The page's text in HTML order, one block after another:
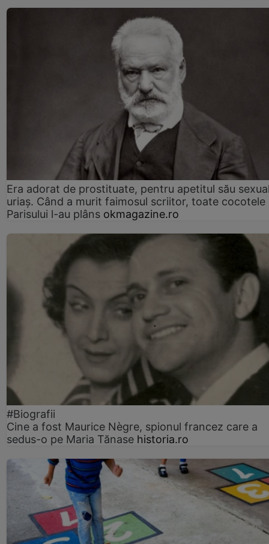
Era adorat de prostituate, pentru apetitul său
uriaș. Când a murit faimosul scriitor, toate cocotele
Parisului l-au plâns okmagazine.ro
#Biografii
Cine a fost Maurice Nègre, spionul francez care a
sedus-o pe Maria Tănase historia.ro